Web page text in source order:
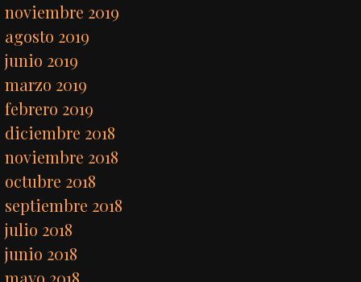
noviembre 2019
agosto 2019
junio 2019
marzo 2019
febrero 2019
diciembre 2018
noviembre 2018
octubre 2018
septiembre 2018
julio 2018
junio 2018